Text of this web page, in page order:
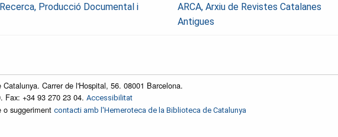
Producció Documental i
ARCA, Arxiu de Revistes Catalanes
Antigues
Catalunya. Carrer de l'Hospital, 56. 08001 Barcelona.
Fax: +34 93 270 23 04. Accessibilitat
o suggeriment contacti amb l'Hemeroteca de la Biblioteca de Catalunya